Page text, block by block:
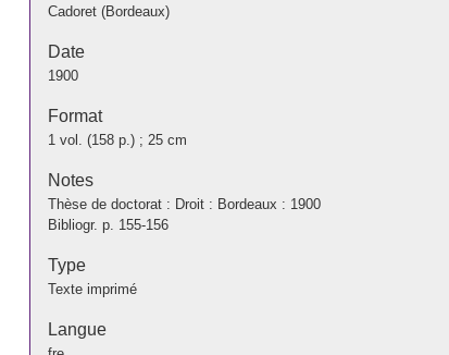
Cadoret (Bordeaux)
Date
1900
Format
1 vol. (158 p.) ; 25 cm
Notes
Thèse de doctorat : Droit : Bordeaux : 1900
Bibliogr. p. 155-156
Type
Texte imprimé
Langue